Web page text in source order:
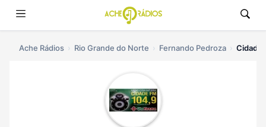
Ache Rádios Rio Grande do Norte Fernando Pedroza Cidade